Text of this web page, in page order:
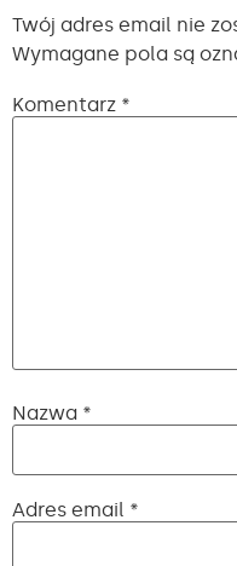
Twój adres email nie
Wymagane pola są
Komentarz *
Nazwa *
Adres email *